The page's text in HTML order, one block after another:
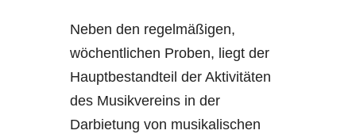
Neben den regelmäßigen,
wöchentlichen Proben, liegt der
Hauptbestandteil der Aktivitäten
des Musikvereins in der
Darbietung von musikalischen